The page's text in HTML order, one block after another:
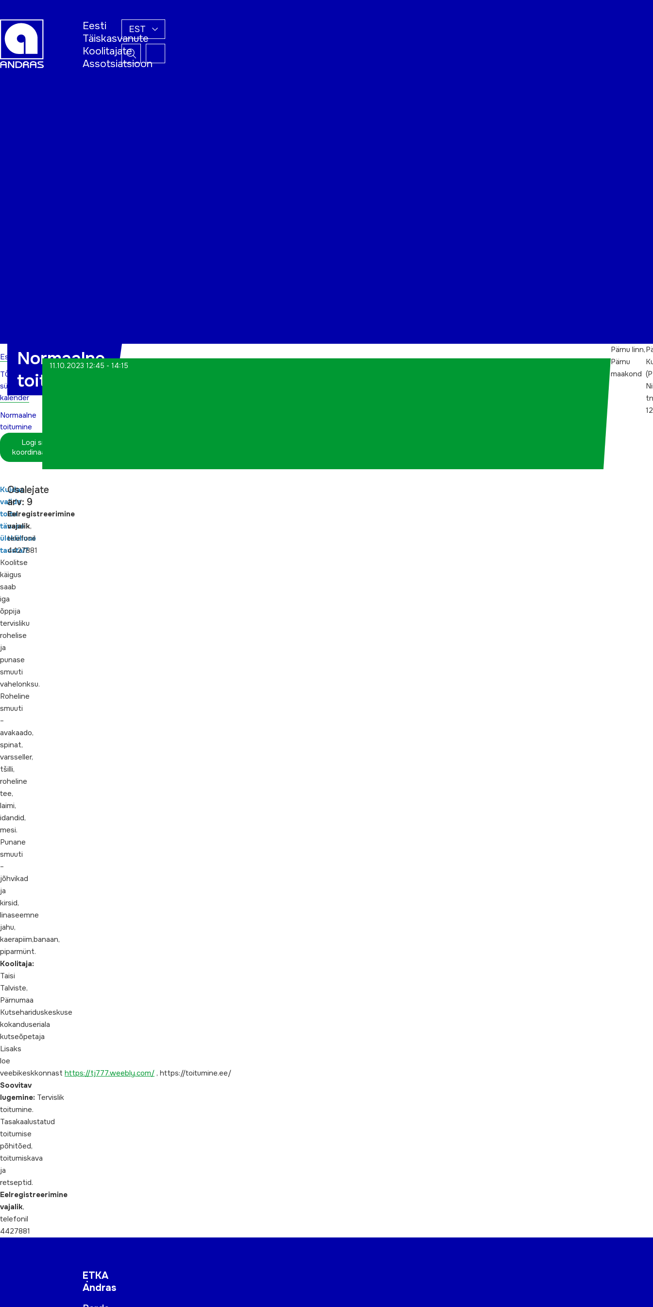
Eesti
Täiskasvanute
Koolitajate
Assotsiatsioon
EST
Esileht
TÕN
sündmuste
kalender
Normaalne
toitumine
Logi sisse
koordinaatorina
Normaalne
toitumine
11.10.2023 12:45 - 14:15
Pärnu linn,
Pärnu
maakond
tn
12
Kuidas
valida
toitu
tänase
ülekülluse
taustal?
Koolitse
käigus
saab
iga
õppija
tervisliku
rohelise
ja
punase
smuuti
vahelonksu.
Roheline
smuuti
–
avakaado,
spinat,
varsseller,
tšilli,
roheline
tee,
laimi,
idandid,
mesi.
Punane
smuuti
–
jõhvikad
ja
kirsid,
linaseemne
jahu,
kaerapiim,banaan,
piparmünt.
Koolitaja:
Taisi
Talviste,
Pärnumaa
Kutsehariduskeskuse
kokanduseriala
kutseõpetaja
Lisaks
loe
veebikeskkonnast https://tj777.weebly.com/ , https://toitumine.ee/
Soovitav
lugemine: Tervislik
toitumine.
Tasakaalustatud
toitumise
põhitõed,
toitumiskava
ja
retseptid.
Eelregistreerimine
vajalik,
telefonil
4427881
Osalejate
arv: 9
Eelregistreerimine
vajalik,
telefonil
4427881
ETKA
Andras